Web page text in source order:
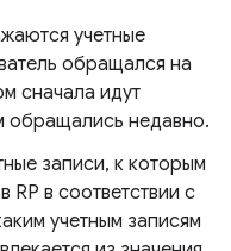
учетные
обращался на
сначала идут
обращались недавно.
записи, к которым
RP в соответствии с
учетным записям